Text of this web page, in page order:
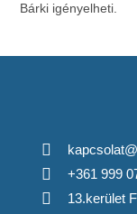
Bárki igényelheti.
+361 999
13.kerület